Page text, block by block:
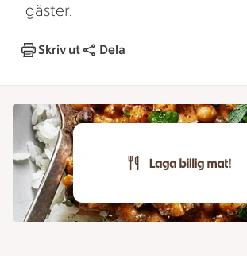
gäster.
Skriv ut Dela